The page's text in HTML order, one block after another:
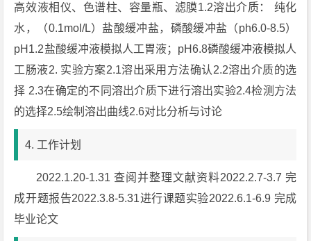
高效液相仪、色谱柱、容量瓶、滤膜1.2溶出介质： 纯化
水，（0.1mol/L）盐酸缓冲盐，磷酸缓冲盐（ph6.0-8.5）
pH1.2盐酸缓冲液模拟人工胃液；pH6.8磷酸缓冲液模拟人
工肠液2. 实验方案2.1溶出采用方法确认2.2溶出介质的选
择 2.3在确定的不同溶出介质下进行溶出实验2.4检测方法
的选择2.5绘制溶出曲线2.6对比分析与讨论
4. 工作计划
2022.1.20-1.31 查阅并整理文献资料2022.2.7-3.7 完
成开题报告2022.3.8-5.31进行课题实验2022.6.1-6.9 完成
毕业论文